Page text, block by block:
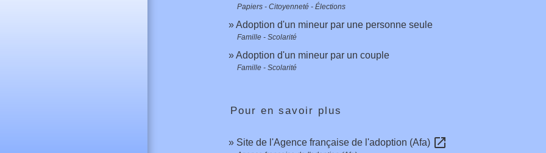
Papiers - Citoyenneté - Élections
Adoption d'un mineur par une personne seule
Famille - Scolarité
Adoption d'un mineur par un couple
Famille - Scolarité
Pour en savoir plus
Site de l'Agence française de l'adoption (Afa) open_in_new